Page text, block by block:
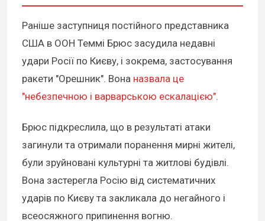
Раніше заступниця постійного представника
США в ООН Теммі Брюс засудила недавні
удари Росії по Києву, і зокрема, застосування
ракети "Орешник". Вона назвала це
"небезпечною і варварською ескалацією".
Брюс підкреслила, що в результаті атаки
загинули та отримали поранення мирні жителі,
були зруйновані культурні та житлові будівлі.
Вона застерегла Росію від систематичних
ударів по Києву та закликала до негайного і
всеосяжного припинення вогню.